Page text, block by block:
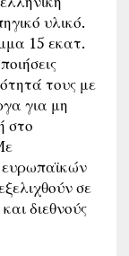
υλικό.
15 εκατ.
τους με
για μη
στο
σε
διεθνούς